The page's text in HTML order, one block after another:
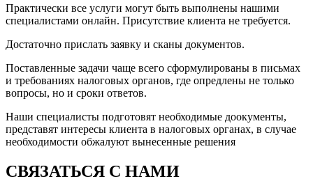
Практически все услуги могут быть выполнены нашими
специалистами онлайн. Присутствие клиента не требуется.
Достаточно прислать заявку и сканы документов.
Поставленные задачи чаще всего сформулированы в письмах
и требованиях налоговых органов, где опредлены не только
вопросы, но и сроки ответов.
Наши специалисты подготовят необходимые доокументы,
представят интересы клиента в налоговых органах, в случае
необходимости обжалуют вынесенные решения
СВЯЗАТЬСЯ С НАМИ